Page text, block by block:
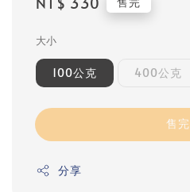
大小
100公克 400公克
售完
分享